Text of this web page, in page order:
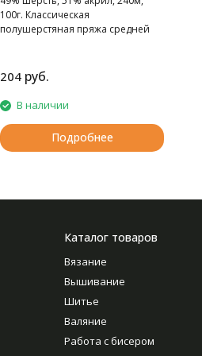
100г. Классическая
полушерстяная пряжа средней
204 руб.
В наличии
Подробнее
Каталог товаров
Вязание
Вышивание
Шитье
Валяние
Работа с бисером